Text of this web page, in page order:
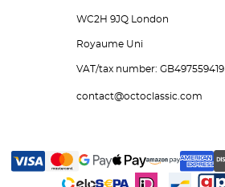
WC2H 9JQ London
Royaume Uni
VAT/tax number: GB497559419
contact@octoclassic.com